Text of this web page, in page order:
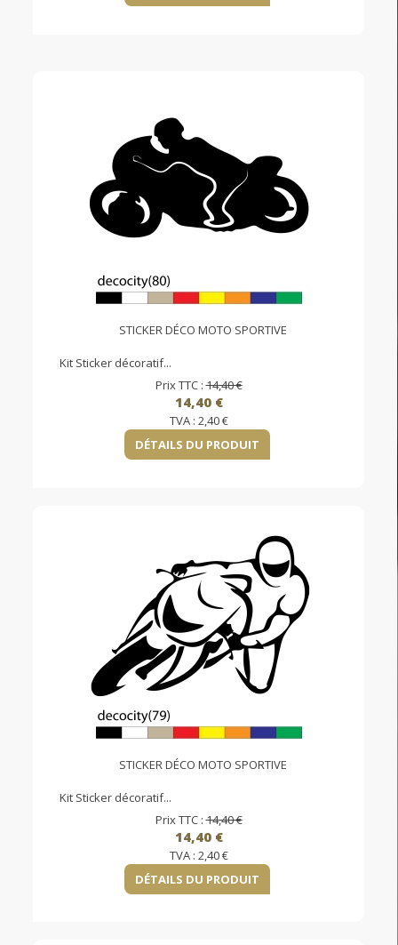
STICKER DÉCO MOTO SPORTIVE
Kit Sticker décoratif...
Prix TTC :14,40 €
14,40 €
TVA : 2,40 €
DÉTAILS DU PRODUIT
STICKER DÉCO MOTO SPORTIVE
Kit Sticker décoratif...
Prix TTC :14,40 €
14,40 €
TVA : 2,40 €
DÉTAILS DU PRODUIT